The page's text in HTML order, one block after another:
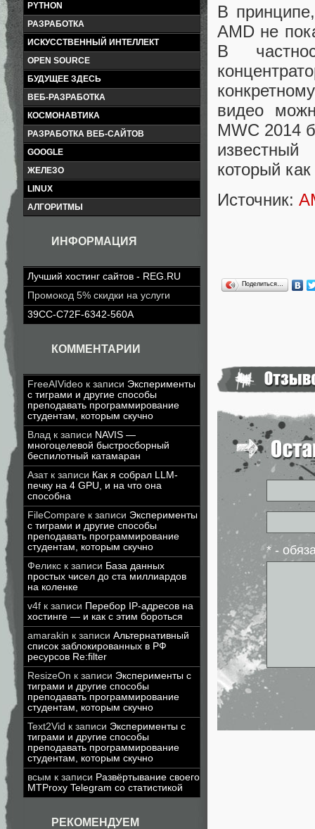
PYTHON
РАЗРАБОТКА
ИСКУССТВЕННЫЙ ИНТЕЛЛЕКТ
OPEN SOURCE
БУДУЩЕЕ ЗДЕСЬ
ВЕБ-РАЗРАБОТКА
КОСМОНАВТИКА
РАЗРАБОТКА ВЕБ-САЙТОВ
GOOGLE
ЖЕЛЕЗО
LINUX
АЛГОРИТМЫ
ИНФОРМАЦИЯ
Лучший хостинг сайтов - REG.RU
Промокод 5% скидки на услуги
39CC-C72F-6342-560A
КОММЕНТАРИИ
FreeAIVideo к записи Эксперименты
с тиграми и другие способы
преподавать программирование
студентам, которым скучно
Влад к записи NAVIS —
многоцелевой быстросборный
беспилотный катамаран
Азатк записи Как я собрал LLM-
печку на 4 GPU, и на что она
способна
FileCompare к записи Эксперименты
с тиграми и другие способы
преподавать программирование
студентам, которым скучно
Феликс к записи База данных
простых чисел до ста миллиардов
на коленке
v4f к записи Перебор IP-адресов на
хостинге — и как с этим бороться
amarakin к записи Альтернативный
список заблокированных в РФ
ресурсов Re:filter
ResizeOn к записи Эксперименты с
тиграми и другие способы
преподавать программирование
студентам, которым скучно
Text2Vid к записи Эксперименты с
тиграми и другие способы
преподавать программирование
студентам, которым скучно
всым к записи Развёртывание своего
MTProxy Telegram со статистикой
РЕКОМЕНДУЕМ
В
AMD не
В
видео
MWC 2014
который
Источник:
Поделиться…
* -